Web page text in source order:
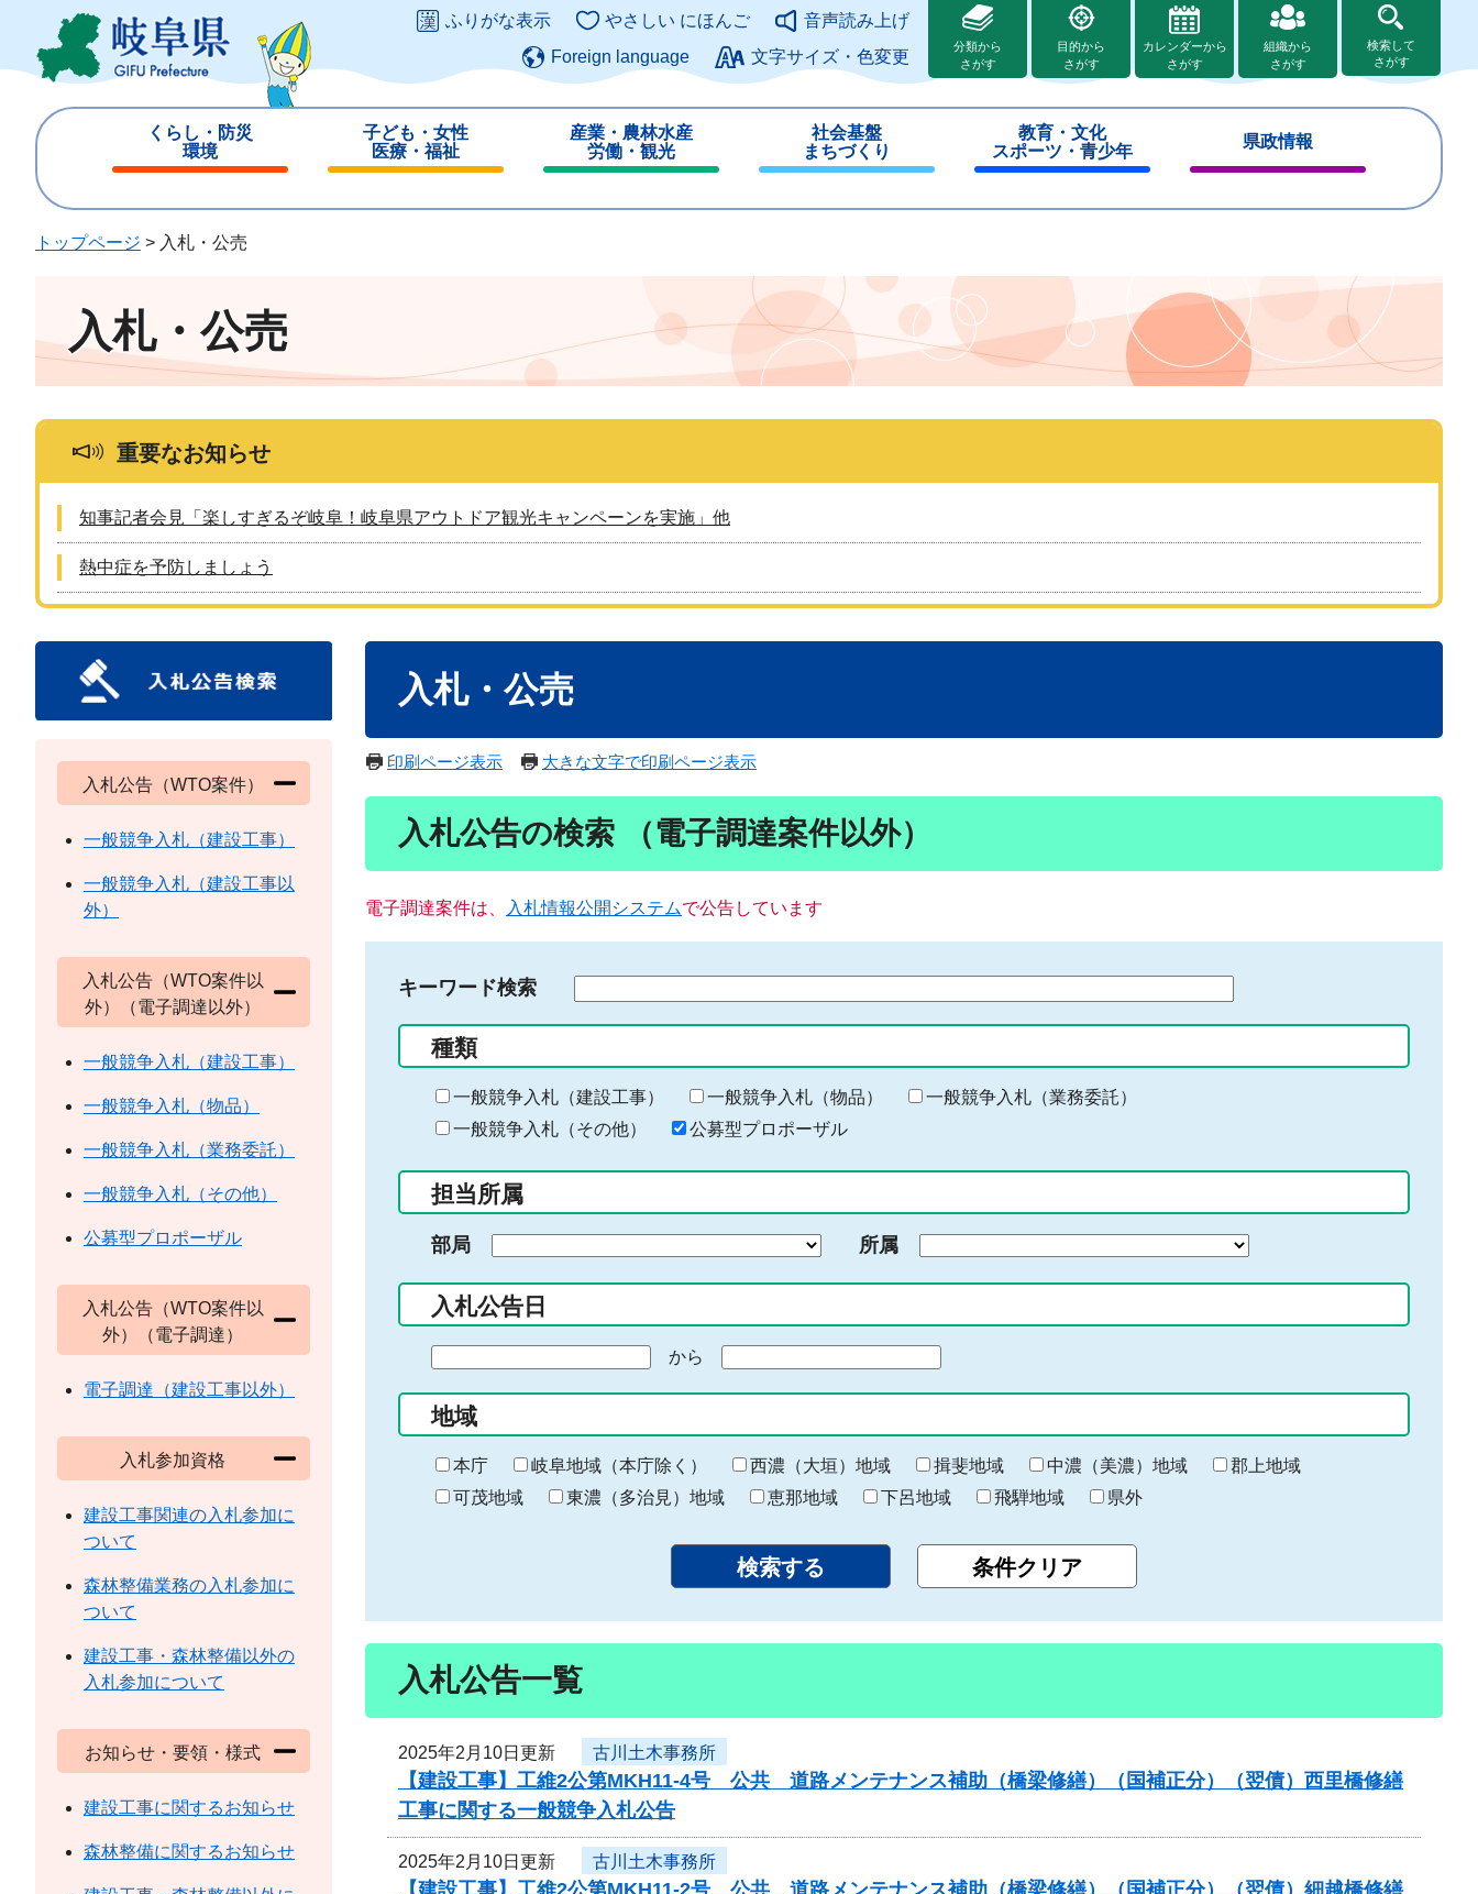
ジ
ュ
このページの本文へ
ふりがな表示 やさしい にほんご
音声読み上げ
Foreign language
文字サイズ・色変更
分類から
さがす
目的から
さがす
カレンダーから
さがす
組織から
さがす
検索して
さがす
くらし・防災
環境
じ
子ども・女性
医療・福祉
じ
産業・農林水産
労働・観光
じ
社会基盤
まちづくり
じ
教育・文化
スポーツ・青少年
じ
県政情報
じ
トップページ > 入札・公売
入札・公売
重要なお知らせ
知事記者会見「楽しすぎるぞ岐阜！岐阜県アウトドア観光キャンペーンを実施」他
熱中症を予防しましょう
入札・公売
印刷ページ表示 大きな文字で印刷ページ表示
入札公告の検索 （電子調達案件以外）
電子調達案件は、 入札情報公開システムで公告しています
キーワード検索
る
キ
ー
ー
入
力
種類
一般競争入札（建設工事） 一般競争入札（物品）
一般競争入札（業務委託）
一般競争入札（その他）
公募型プロポーザル
担当所属
部局 所属
入札公告日
の
始
ま
り
から
終
わ
り
地域
本庁 岐阜地域（本庁除く） 西濃（大垣）地域 揖斐地域 中濃（美濃）地域
郡上地域
可茂地域
東濃（多治見）地域 恵那地域 下呂地域 飛騨地域 県外
入札公告一覧
2025年2月10日更新 古川土木事務所
【建設工事】工維2公第MKH11-4号 公共 道路メンテナンス補助（橋梁修繕）（国補正分）（翌債）西里橋修繕
工事に関する一般競争入札公告
2025年2月10日更新 古川土木事務所
【建設工事】工維2公第MKH11-2号 公共 道路メンテナンス補助（橋梁修繕）（国補正分）（翌債）細越橋修繕
入札公告（WTO案件）
一般競争入札（建設工事）
一般競争入札（建設工事以
外）
入札公告（WTO案件以
外）（電子調達以外）
一般競争入札（建設工事）
一般競争入札（物品）
一般競争入札（業務委託）
一般競争入札（その他）
公募型プロポーザル
入札公告（WTO案件以
外）（電子調達）
電子調達（建設工事以外）
入札参加資格
建設工事関連の入札参加に
ついて
森林整備業務の入札参加に
ついて
建設工事・森林整備以外の
入札参加について
お知らせ・要領・様式
建設工事に関するお知らせ
森林整備に関するお知らせ